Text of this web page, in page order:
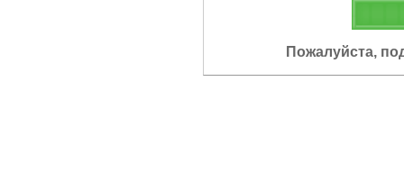
Пожалуйста,